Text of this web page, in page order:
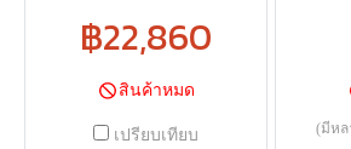
6PC
฿22,860
สินค้าหมด
เปรียบเทียบ (มีหล